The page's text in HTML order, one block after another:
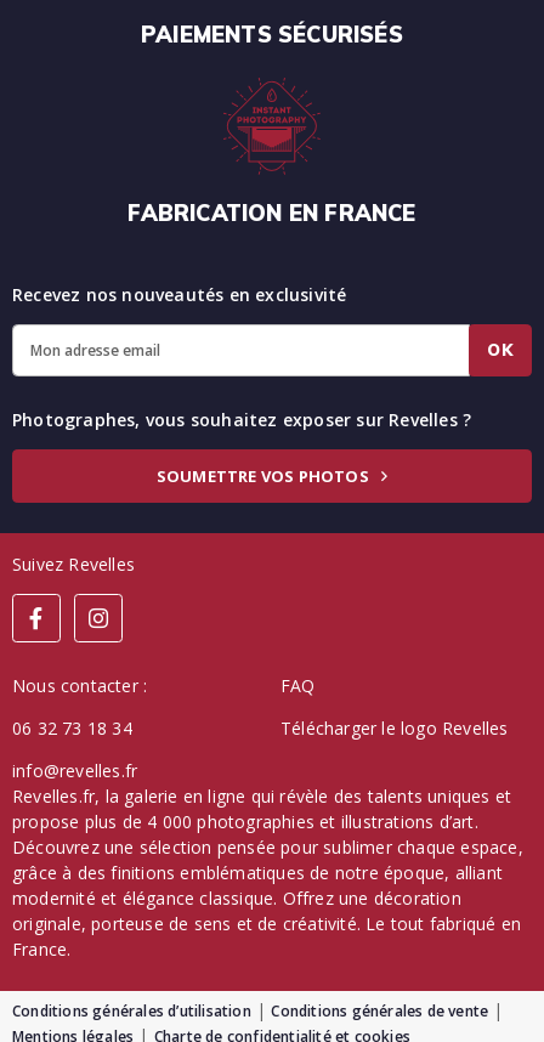
PAIEMENTS SÉCURISÉS
FABRICATION EN FRANCE
Recevez nos nouveautés en exclusivité
OK
Photographes, vous souhaitez exposer sur Revelles ?
SOUMETTRE VOS PHOTOS
Suivez Revelles
Nous contacter :
06 32 73 18 34
info@revelles.fr
FAQ
Télécharger le logo Revelles
Revelles.fr, la galerie en ligne qui révèle des talents uniques et
propose plus de 4 000 photographies et illustrations d’art.
Découvrez une sélection pensée pour sublimer chaque espace,
grâce à des finitions emblématiques de notre époque, alliant
modernité et élégance classique. Offrez une décoration
originale, porteuse de sens et de créativité. Le tout fabriqué en
France.
Conditions générales d’utilisation
Conditions générales de vente
Mentions légales
Charte de confidentialité et cookies